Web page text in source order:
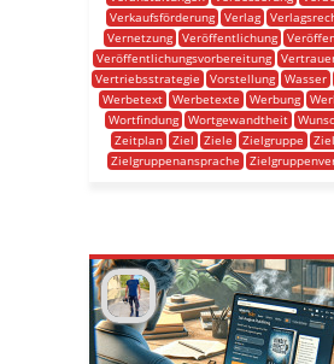
Verkaufsförderung
Verlag
Vernetzung Veröffentlichung
Veröffentlichungsvorbereitung
Vertriebsstrategie
Vorstellung Wasser
Werbetext Werbetexte Werbung
Wortfindung
Wortgewandtheit
Zeitplan
Ziel Ziele Zielgruppe
Zielgruppenansprache